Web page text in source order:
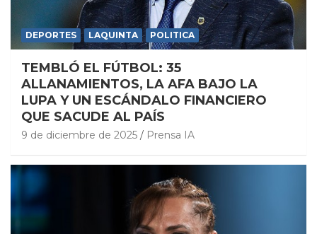
DEPORTES LAQUINTA POLITICA
TEMBLÓ EL FÚTBOL: 35
ALLANAMIENTOS, LA AFA BAJO LA
LUPA Y UN ESCÁNDALO FINANCIERO
QUE SACUDE AL PAÍS
9 de diciembre de 2025 Prensa IA